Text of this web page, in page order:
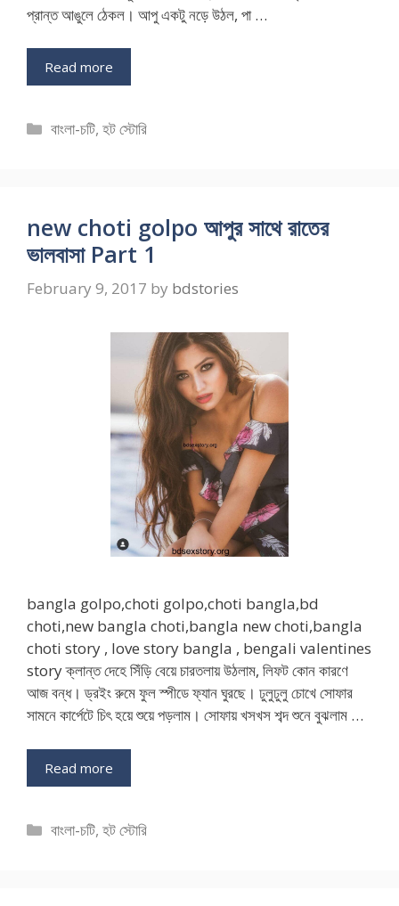
প্রান্ত আঙুলে ঠেকল। আপু একটু নড়ে উঠল, পা …
Read more
Categories
বাংলা-চটি,হট স্টোরি
new choti golpo আপুর সাথে রাতের
ভালবাসা Part 1
February 9, 2017 by bdstories
bangla golpo,choti golpo,choti bangla,bd
choti,new bangla choti,bangla new choti,bangla
choti story , love story bangla , bengali valentines
story ক্লান্ত দেহে সিঁড়ি বেয়ে চারতলায় উঠলাম, লিফট কোন কারণে
আজ বন্ধ। ড্রইং রুমে ফুল স্পীডে ফ্যান ঘুরছে। ঢুলুঢুলু চোখে সোফার
সামনে কার্পেটে চিৎ হয়ে শুয়ে পড়লাম। সোফায় খসখস শব্দ শুনে বুঝলাম …
Read more
Categories
বাংলা-চটি,হট স্টোরি